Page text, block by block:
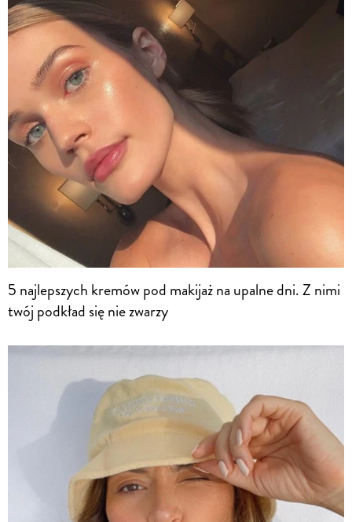
5 najlepszych kremów pod makijaż na upalne dni. Z nimi
twój podkład się nie zwarzy